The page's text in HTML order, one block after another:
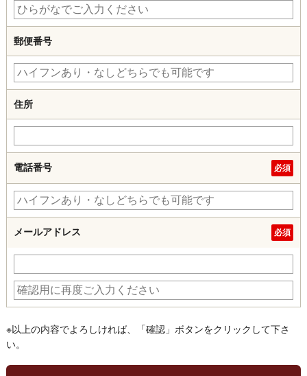
郵便番号
住所
電話番号
メールアドレス
※以上の内容でよろしければ、「確認」ボタンをクリックして下さ
い。